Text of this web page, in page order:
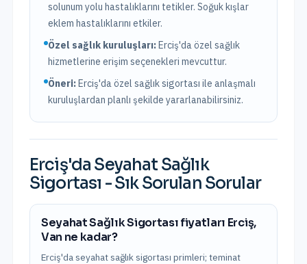
solunum yolu hastalıklarını tetikler. Soğuk kışlar
eklem hastalıklarını etkiler.
Özel sağlık kuruluşları:Erciş'daözel sağlık
hizmetlerine erişim seçenekleri mevcuttur.
Öneri:Erciş'da özel sağlık sigortası ile anlaşmalı
kuruluşlardan planlı şekilde yararlanabilirsiniz.
Erciş'da Seyahat Sağlık
Sigortası - Sık Sorulan Sorular
Seyahat Sağlık Sigortası fiyatları Erciş,
Van ne kadar?
Erciş'da seyahat sağlık sigortası primleri; teminat